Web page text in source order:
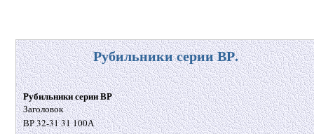
Рубильники серии ВР.
Рубильники серии ВР
Заголовок
ВР 32-31 31 100А